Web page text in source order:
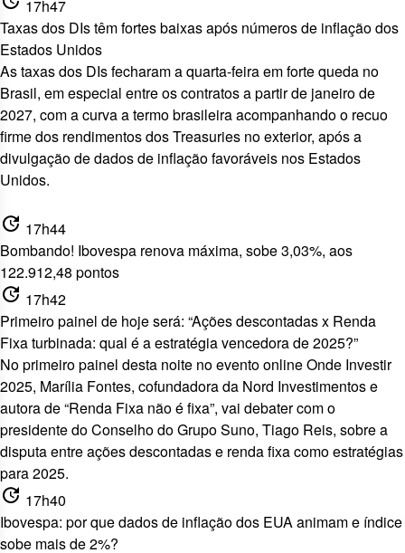
17h47
Taxas dos DIs têm fortes baixas após números de inflação dos
Estados Unidos
As taxas dos DIs fecharam a quarta-feira em forte queda no
Brasil, em especial entre os contratos a partir de janeiro de
2027, com a curva a termo brasileira acompanhando o recuo
firme dos rendimentos dos Treasuries no exterior, após a
divulgação de dados de inflação favoráveis nos Estados
Unidos.
update 17h44
Bombando! Ibovespa renova máxima, sobe 3,03%, aos
122.912,48 pontos
update 17h42
Primeiro painel de hoje será: “Ações descontadas x Renda
Fixa turbinada: qual é a estratégia vencedora de 2025?”
No primeiro painel desta noite no evento online Onde Investir
2025, Marília Fontes, cofundadora da Nord Investimentos e
autora de “Renda Fixa não é fixa”, vai debater com o
presidente do Conselho do Grupo Suno, Tiago Reis, sobre a
disputa entre ações descontadas e renda fixacomo estratégias
para 2025.
update 17h40
Ibovespa: por que dados de inflação dos EUA animam e índice
sobe mais de 2%?